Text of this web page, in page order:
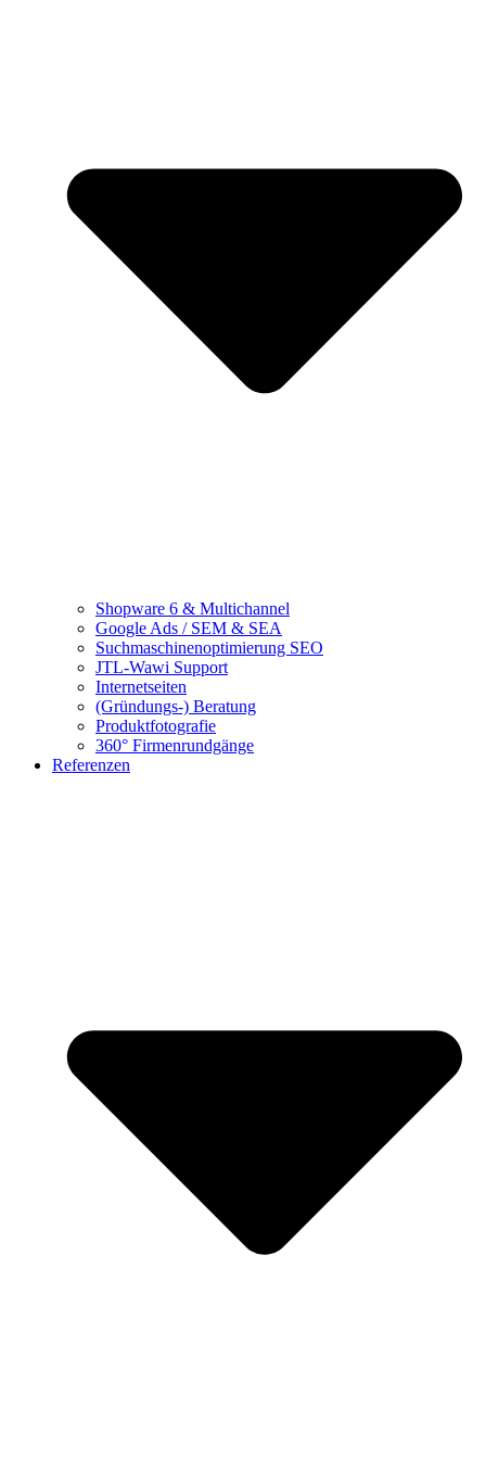
Shopware 6 & Multichannel
Google Ads / SEM & SEA
Suchmaschinenoptimierung SEO
JTL-Wawi Support
Internetseiten
(Gründungs-) Beratung
Produktfotografie
360° Firmenrundgänge
Referenzen